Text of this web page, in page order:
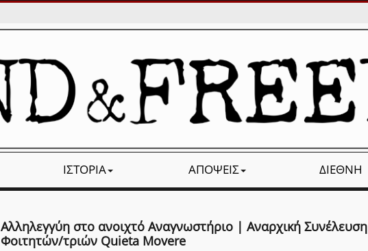
ΙΣΤΟΡΊΑ ΑΠΌΨΕΙΣ ΔΙΕΘΝΉ
Αλληλεγγύη στο ανοιχτό Αναγνωστήριο | Αναρχική Συνέλευση
Φοιτητών/τριών Quieta Movere